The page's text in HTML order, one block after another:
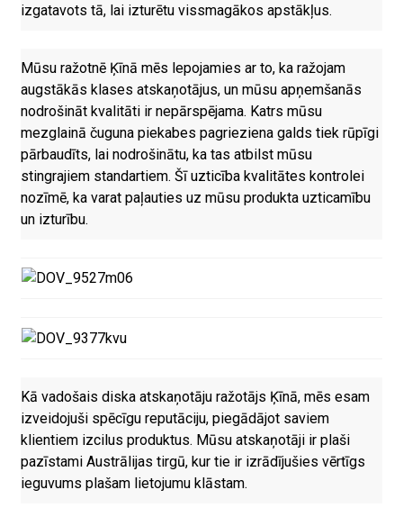
izgatavots tā, lai izturētu vissmagākos apstākļus.
Mūsu ražotnē Ķīnā mēs lepojamies ar to, ka ražojam
augstākās klases atskaņotājus, un mūsu apņemšanās
nodrošināt kvalitāti ir nepārspējama. Katrs mūsu
mezglainā čuguna piekabes pagrieziena galds tiek rūpīgi
pārbaudīts, lai nodrošinātu, ka tas atbilst mūsu
stingrajiem standartiem. Šī uzticība kvalitātes kontrolei
nozīmē, ka varat paļauties uz mūsu produkta uzticamību
un izturību.
Kā vadošais diska atskaņotāju ražotājs Ķīnā, mēs esam
izveidojuši spēcīgu reputāciju, piegādājot saviem
klientiem izcilus produktus. Mūsu atskaņotāji ir plaši
pazīstami Austrālijas tirgū, kur tie ir izrādījušies vērtīgs
ieguvums plašam lietojumu klāstam.